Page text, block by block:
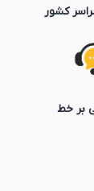
کشور
بر خط